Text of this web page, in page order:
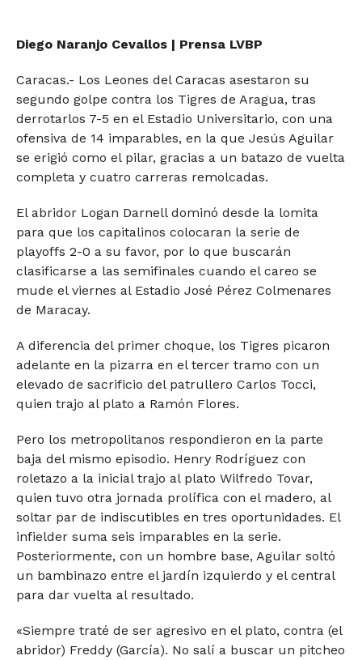
Diego Naranjo Cevallos | Prensa LVBP
Caracas.- Los Leones del Caracas asestaron su
segundo golpe contra los Tigres de Aragua, tras
derrotarlos 7-5 en el Estadio Universitario, con una
ofensiva de 14 imparables, en la que Jesús Aguilar
se erigió como el pilar, gracias a un batazo de vuelta
completa y cuatro carreras remolcadas.
El abridor Logan Darnell dominó desde la lomita
para que los capitalinos colocaran la serie de
playoffs 2-0 a su favor, por lo que buscarán
clasificarse a las semifinales cuando el careo se
mude el viernes al Estadio José Pérez Colmenares
de Maracay.
A diferencia del primer choque, los Tigres picaron
adelante en la pizarra en el tercer tramo con un
elevado de sacrificio del patrullero Carlos Tocci,
quien trajo al plato a Ramón Flores.
Pero los metropolitanos respondieron en la parte
baja del mismo episodio. Henry Rodríguez con
roletazo a la inicial trajo al plato Wilfredo Tovar,
quien tuvo otra jornada prolífica con el madero, al
soltar par de indiscutibles en tres oportunidades. El
infielder suma seis imparables en la serie.
Posteriormente, con un hombre base, Aguilar soltó
un bambinazo entre el jardín izquierdo y el central
para dar vuelta al resultado.
«Siempre traté de ser agresivo en el plato, contra (el
abridor) Freddy (García). No salí a buscar un pitcheo